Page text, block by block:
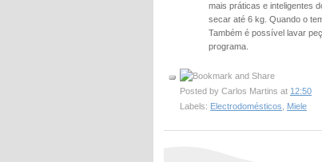
mais práticas e inteligentes
secar até 6 kg. Quando o
Também é possível lavar
programa.
Posted by Carlos Martins at 12:50
Labels: Electrodomésticos, Miele